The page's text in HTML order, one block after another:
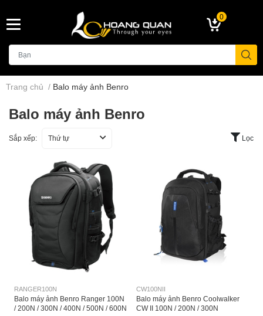
0
Trang chủ / Balo máy ảnh Benro
Balo máy ảnh Benro
Sắp xếp: Thứ tự Lọc
RANGER100N
Balo máy ảnh Benro Ranger 100N
/ 200N / 300N / 400N / 500N / 600N
CW100NII
Balo máy ảnh Benro Coolwalker
CW II 100N / 200N / 300N